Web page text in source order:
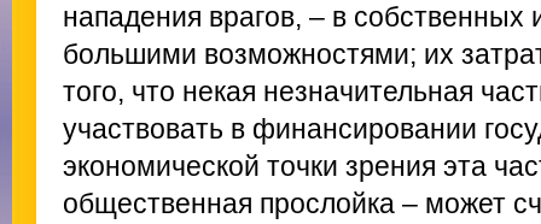
нападения врагов, – в собственных
большими возможностями; их
того, что некая незначительная
участвовать в финансировании
экономической точки зрения эта
общественная прослойка – может